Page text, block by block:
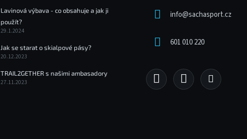
p
i
u
Lavinová výbava - co obsahuje a jak ji
použít?
29.1.2024
Jak se starat o skialpové pásy?
20.12.2023
TRAIL2GETHER s našimi ambasadory
27.11.2023
info@sachasport.cz
601 010 220